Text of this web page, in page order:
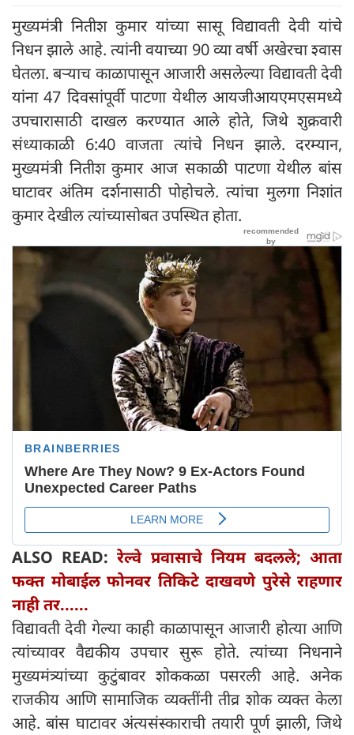
मुख्यमंत्री नितीश कुमार यांच्या सासू विद्यावती देवी यांचे
निधन झाले आहे. त्यांनी वयाच्या 90 व्या वर्षी अखेरचा श्वास
घेतला. बऱ्याच काळापासून आजारी असलेल्या विद्यावती देवी
यांना 47 दिवसांपूर्वी पाटणा येथील आयजीआयएमएसमध्ये
उपचारासाठी दाखल करण्यात आले होते, जिथे शुक्रवारी
संध्याकाळी 6:40 वाजता त्यांचे निधन झाले. दरम्यान,
मुख्यमंत्री नितीश कुमार आज सकाळी पाटणा येथील बांस
घाटावर अंतिम दर्शनासाठी पोहोचले. त्यांचा मुलगा निशांत
कुमार देखील त्यांच्यासोबत उपस्थित होता.
ALSO READ:रेल्वे प्रवासाचे नियम बदलले; आता
फक्त मोबाईल फोनवर तिकिटे दाखवणे पुरेसे राहणार
नाही तर......
विद्यावती देवी गेल्या काही काळापासून आजारी होत्या आणि
त्यांच्यावर वैद्यकीय उपचार सुरू होते. त्यांच्या निधनाने
मुख्यमंत्र्यांच्या कुटुंबावर शोककळा पसरली आहे. अनेक
राजकीय आणि सामाजिक व्यक्तींनी तीव्र शोक व्यक्त केला
आहे. बांस घाटावर अंत्यसंस्काराची तयारी पूर्ण झाली, जिथे